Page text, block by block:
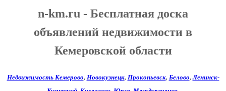
n-km.ru - Бесплатная доска
объявлений недвижимости в
Кемеровской области
Недвижимость Кемерово, Новокузнецк, Прокопьевск, Белово,Ленинск-